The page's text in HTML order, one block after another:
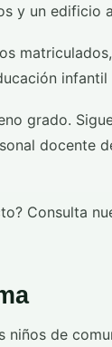
y un edificio
infantil
grado.
docente
Consulta
de